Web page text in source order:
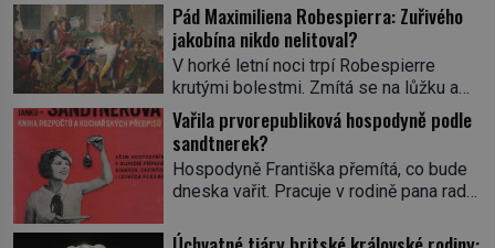
Pád Maximiliena Robespierra: Zuřivého
jakobína nikdo nelitoval?
V horké letní noci trpí Robespierre
krutými bolestmi. Zmítá se na lůžku a
hlavou mu víří kolotoč myšlenek. Když
se probere z mdlob, vzpomene si na
jednu z pařížských jasnovidek, kterou
před lety navštívil. Prorokovala mu
tragický osud. Tehdy se jí vysmál.
prohlásil o něm jiný významný
Vařila prvorepubliková hospodyně podle
sandtnerek?
Hospodyně Františka přemítá, co bude
dneska vařit. Pracuje v rodině pana rady
rychle v jedné ze „sandtnerek“.